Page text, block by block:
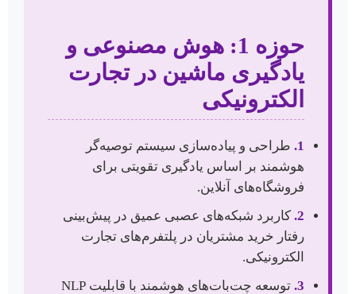
حوزه 1: هوش مصنوعی و
یادگیری ماشین در تجارت
الکترونیکی
1. طراحی و پیاده‌سازی سیستم توصیه‌گر
هوشمند بر اساس یادگیری تقویتی برای
فروشگاه‌های آنلاین.
2. کاربرد شبکه‌های عصبی عمیق در پیش‌بینی
رفتار خرید مشتریان در پلتفرم‌های تجارت
الکترونیکی.
3.
توسعه چت‌بات‌های هوشمند با قابلیت NLP